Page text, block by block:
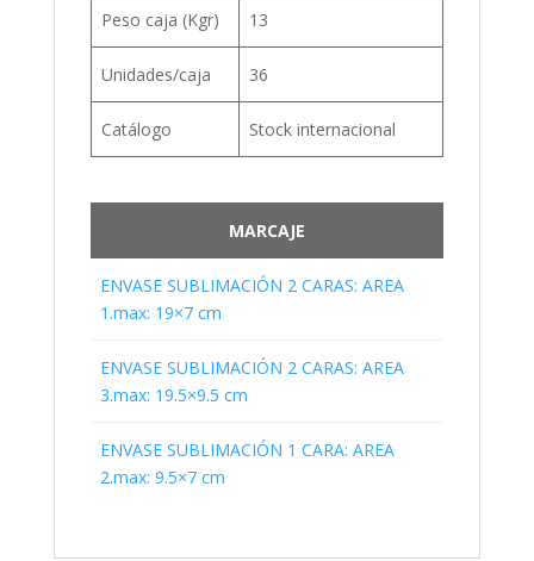
Peso caja (Kgr) 13
Unidades/caja 36
Catálogo Stock internacional
MARCAJE
ENVASE SUBLIMACIÓN 2 CARAS: AREA
1.max: 19×7 cm
ENVASE SUBLIMACIÓN 2 CARAS: AREA
3.max: 19.5×9.5 cm
ENVASE SUBLIMACIÓN 1 CARA: AREA
2.max: 9.5×7 cm